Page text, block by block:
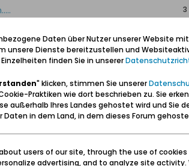
8
0
0
Daten über Nutzer unserer Website
unsere Dienste bereitzustellen und
finden Sie in unserer
" klicken, stimmen Sie unserer
Praktiken wie dort beschrieben zu. Sie
außerhalb Ihres Landes gehostet wird und Sie
Daten in dem Land, in dem dieses Forum
users of our site, through the use of
advertising, and to analyze site